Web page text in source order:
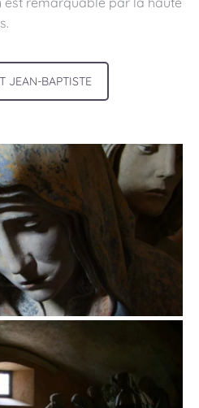
JEAN-BAPTISTE